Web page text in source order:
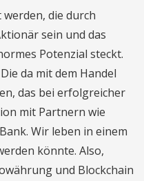
die durch
sein und das
Potenzial steckt.
da mit dem Handel
das bei erfolgreicher
mit Partnern wie
Wir leben in einem
könnte. Also,
und Blockchain